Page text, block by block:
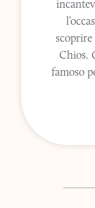
Chios.
famoso